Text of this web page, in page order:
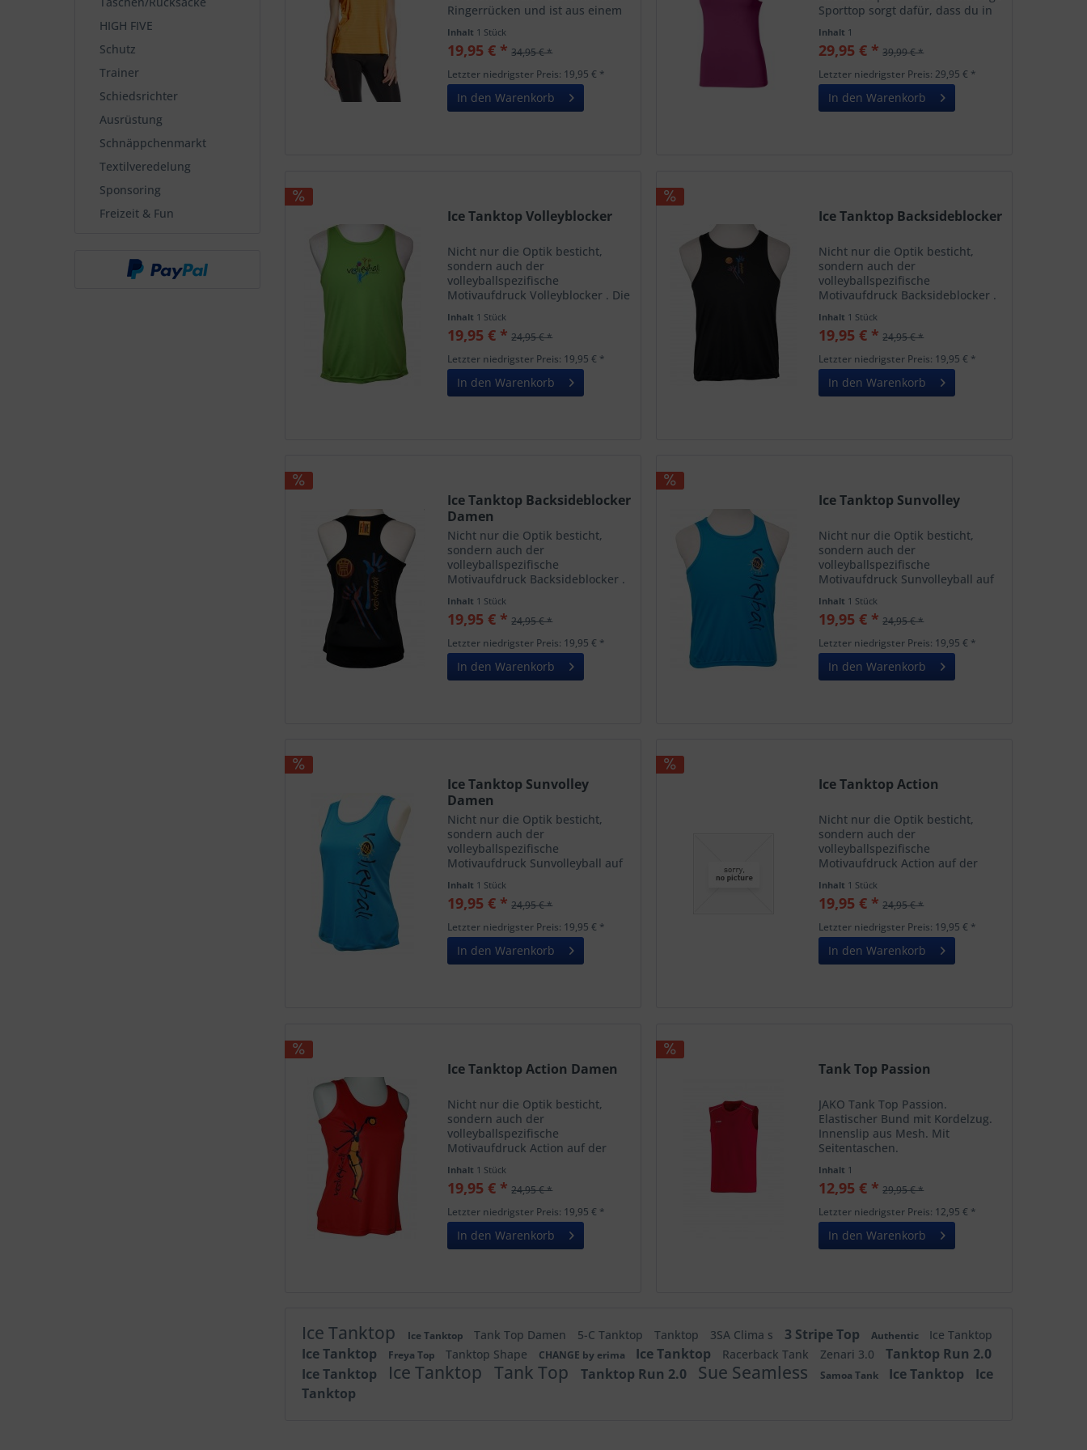
HIGH FIVE
Schutz
Trainer
Schiedsrichter
Ausrüstung
Schnäppchenmarkt
Textilveredelung
Sponsoring
Freizeit & Fun
Ringerrücken und ist aus einem
Nylon, Elasthan und Polyester.
Die Passe ist aus Netz für
ultimative Atmungsaktivität! Für
alle...
Inhalt 1 Stück
19,95 € * 34,95 € *
Letzter niedrigster Preis: 19,95 € *
In den Warenkorb
Sporttop sorgt dafür, dass du in
leistungsfähig bist. Erhöhe die
Intensität und gib alles dank des
Materials, das...
Inhalt 1
29,95 € * 39,99 € *
Letzter niedrigster Preis: 29,95 € *
In den Warenkorb
Ice Tanktop Volleyblocker
Nicht nur die Optik besticht,
sondern auch der
volleyballspezifische
Motivaufdruck Volleyblocker . Die
Brust klein mittig und auf dem
Rücken groß
angebracht.Oberhalb vom
Motiv ziert ein kleines High FIVE...
Inhalt 1 Stück
19,95 € * 24,95 € *
Letzter niedrigster Preis: 19,95 € *
In den Warenkorb
Ice Tanktop Backsideblocker
Nicht nur die Optik besticht,
sondern auch der
volleyballspezifische
Motivaufdruck Backsideblocker .
Brust klein mittig und auf dem
Rücken groß
angebracht.Oberhalb vom
Motiv ziert ein kleines High FIVE...
Inhalt 1 Stück
19,95 € * 24,95 € *
Letzter niedrigster Preis: 19,95 € *
In den Warenkorb
Ice Tanktop Backsideblocker
Damen
Nicht nur die Optik besticht,
sondern auch der
volleyballspezifische
Motivaufdruck Backsideblocker .
Brust klein mittig und auf dem
Rücken groß
angebracht.Oberhalb vom
Motiv ziert ein kleines High FIVE...
Inhalt 1 Stück
19,95 € * 24,95 € *
Letzter niedrigster Preis: 19,95 € *
In den Warenkorb
Ice Tanktop Sunvolley
Nicht nur die Optik besticht,
sondern auch der
volleyballspezifische
Motivaufdruck Sunvolleyball auf
Rücken oben ziert ein kleines
High FIVE Weblogo das Tank Top.
Der Rücken ist etwas länger
geschnitten....
Inhalt 1 Stück
19,95 € * 24,95 € *
Letzter niedrigster Preis: 19,95 € *
In den Warenkorb
Ice Tanktop Sunvolley
Damen
Nicht nur die Optik besticht,
sondern auch der
volleyballspezifische
Motivaufdruck Sunvolleyball auf
Rücken oben ziert ein kleines
High FIVE Weblogo das Tank Top.
Das Damen Tank Top besticht
unter anderem...
Inhalt 1 Stück
19,95 € * 24,95 € *
Letzter niedrigster Preis: 19,95 € *
In den Warenkorb
Ice Tanktop Action
Nicht nur die Optik besticht,
sondern auch der
volleyballspezifische
Motivaufdruck Action auf der
Rücken oben ziert ein kleines
High FIVE Weblogo das Tank Top.
. Der Rücken ist etwas länger
geschnitten. Die...
Inhalt 1 Stück
19,95 € * 24,95 € *
Letzter niedrigster Preis: 19,95 € *
In den Warenkorb
Ice Tanktop Action Damen
Nicht nur die Optik besticht,
sondern auch der
volleyballspezifische
Motivaufdruck Action auf der
Rücken oben ziert ein kleines
High FIVE Weblogo das Tank Top.
Das Damen Tank Top besticht
unter anderem durch...
Inhalt 1 Stück
19,95 € * 24,95 € *
Letzter niedrigster Preis: 19,95 € *
In den Warenkorb
Tank Top Passion
JAKO Tank Top Passion.
Elastischer Bund mit Kordelzug.
Innenslip aus Mesh. Mit
Seitentaschen.
Inhalt 1
12,95 € * 29,95 € *
Letzter niedrigster Preis: 12,95 € *
In den Warenkorb
Ice Tanktop Ice Tanktop Tank Top Damen 5-C Tanktop Tanktop 3SA Clima s 3 Stripe Top Authentic Ice Tanktop
Ice Tanktop Freya Top Tanktop Shape CHANGE by erima Ice Tanktop Racerback Tank Zenari 3.0
Tanktop Run 2.0
Ice Tanktop
Ice Tanktop Tank Top Tanktop Run 2.0 Sue Seamless Samoa Tank Ice Tanktop
Ice
Tanktop